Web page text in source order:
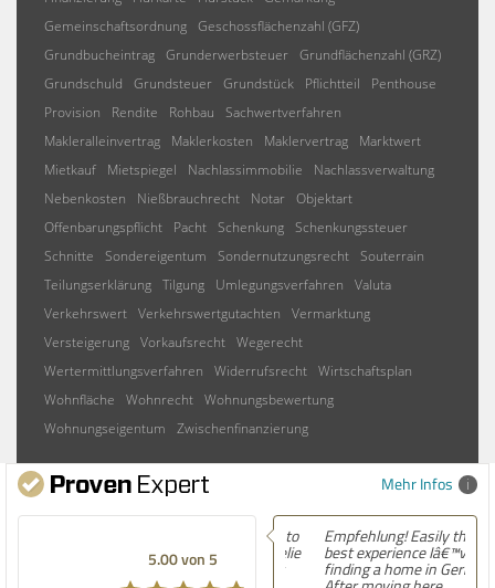
Gemeinschaftsordnung Geschossflächenzahl (GFZ)
Grundbucheintrag Grunderwerbsteuer Grundflächenzahl (GRZ)
Grundschuld
Grundsteuer Grundstück Pflichtteil
Penthouse
Provision
Rendite Rohbau
Sachwertverfahren
Makleralleinvertrag
Maklerkosten Maklervertrag
Marktwert
Mietkauf
Mietspiegel Nachlassimmobilie
Nachlassverwaltung
Nebenkosten
Nießbrauchrecht Notar Objektart
Offenbarungspflicht
Pacht Schenkung
Schenkungssteuer
Schnitte
Sondereigentum Sondernutzungsrecht
Souterrain
Teilungserklärung Tilgung Umlegungsverfahren
Valuta
Verkehrswert Verkehrswertgutachten
Vermarktung
Versteigerung Vorkaufsrecht Wegerecht
Wertermittlungsverfahren
Widerrufsrecht Wirtschaftsplan
Wohnfläche
Wohnrecht Wohnungsbewertung
Wohnungseigentum
Zwischenfinanzierung
Mehr Infos
5.00 von 5
Empfehlung! Easily the
best experience Iâ€™ve had
finding a home in Germany.